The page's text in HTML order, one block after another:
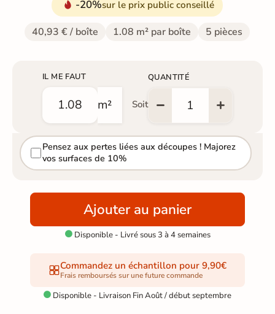
-20%sur le prix public conseillé
40,93 € / boîte 1.08 m² par boîte 5 pièces
IL ME FAUT
m² Soit
QUANTITÉ
Pensez aux pertes liées aux découpes ! Majorez
vos surfaces de 10%
Ajouter au panier
Disponible - Livré sous 3 à 4 semaines
Commandez un échantillon pour 9,90€
Frais remboursés sur une future commande
 Disponible - Livraison Fin Août / début septembre